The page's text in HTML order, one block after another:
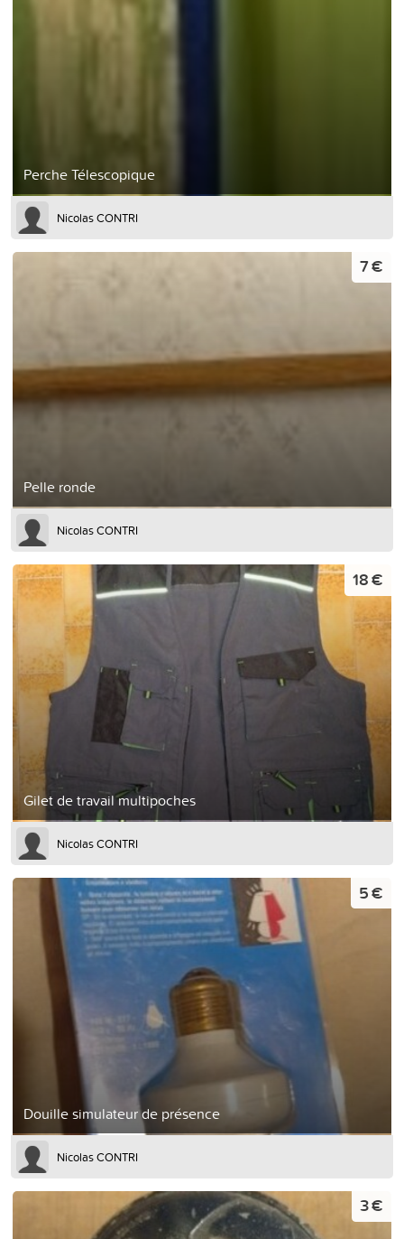
Perche Télescopique
Nicolas CONTRI
Pelle ronde
7 €
Nicolas CONTRI
Gilet de travail multipoches
18 €
Nicolas CONTRI
Douille simulateur de présence
5 €
Nicolas CONTRI
3 €